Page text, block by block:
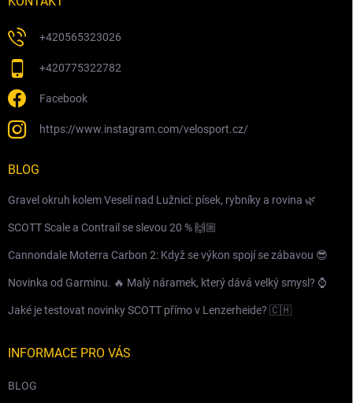
+420565323026
+420775322782
Facebook
https://www.instagram.com/velosport.cz/
BLOG
Gravel okruh kolem Veselí nad Lužnicí: písek, rybníky a rovina 🌿
SCOTT Scale a Contrail se slevou 20 % 🙌🏼
Cannondale Moterra Carbon 2: Když se výkon spojí se zábavou 😎
Novinka od Garminu. 🔥 Malý náramek, který dává velký smysl? ⌚️
Jaké je testovat novinky SCOTT přímo v Lenzerheide? 🇨🇭
INFORMACE PRO VÁS
BLOG